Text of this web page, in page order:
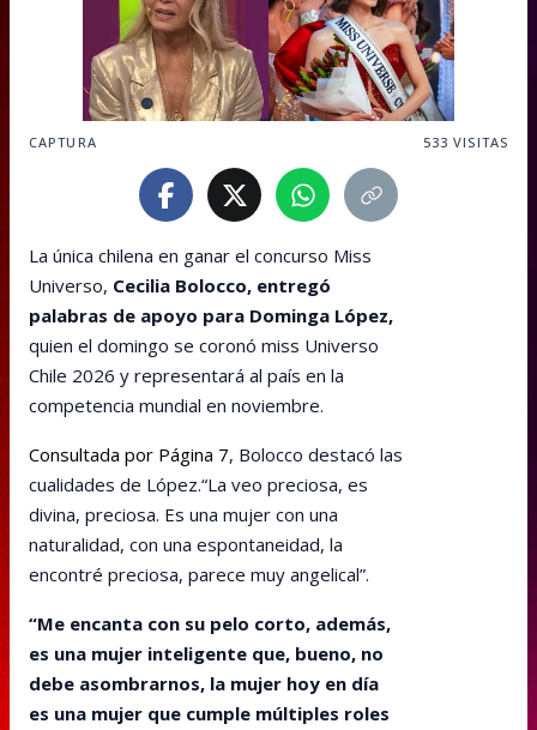
CAPTURA 533 VISITAS
La única chilena en ganar el concurso Miss
Universo, Cecilia Bolocco, entregó
palabras de apoyo para Dominga López,
quien el domingo se coronó miss Universo
Chile 2026 y representará al país en la
competencia mundial en noviembre.
Consultada por Página 7, Bolocco destacó las
cualidades de López.“La veo preciosa, es
divina, preciosa. Es una mujer con una
naturalidad, con una espontaneidad, la
encontré preciosa, parece muy angelical”.
“Me encanta con su pelo corto, además,
es una mujer inteligente que, bueno, no
debe asombrarnos, la mujer hoy en día
es una mujer que cumple múltiples roles